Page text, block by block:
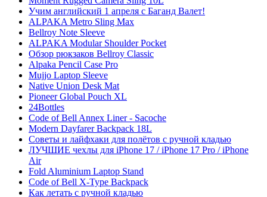
Учим английский 1 апреля с Баганд Валет!
ALPAKA Metro Sling Max
Bellroy Note Sleeve
ALPAKA Modular Shoulder Pocket
Обзор рюкзаков Bellroy Classic
Alpaka Pencil Case Pro
Mujjo Laptop Sleeve
Native Union Desk Mat
Pioneer Global Pouch XL
24Bottles
Code of Bell Annex Liner - Sacoche
Modern Dayfarer Backpack 18L
Советы и лайфхаки для полётов с ручной кладью
ЛУЧШИЕ чехлы для iPhone 17 / iPhone 17 Pro / iPhone
Air
Fold Aluminium Laptop Stand
Code of Bell X-Type Backpack
Как летать с ручной кладью